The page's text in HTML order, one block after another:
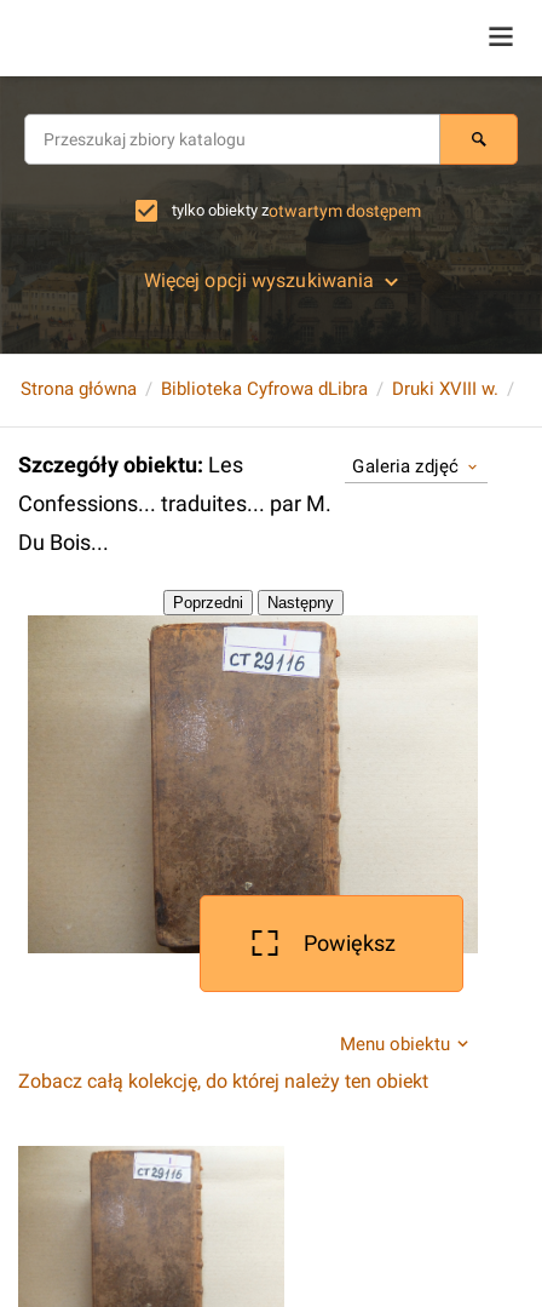
tylko obiekty zotwartym dostępem
Więcej opcji wyszukiwania
Strona główna Biblioteka Cyfrowa dLibra Druki XVIII w.
Szczegóły obiektu: Les
Confessions... traduites... par M.
Du Bois...
Galeria zdjęć
Powiększ
Menu obiektu
Zobacz całą kolekcję, do której należy ten obiekt